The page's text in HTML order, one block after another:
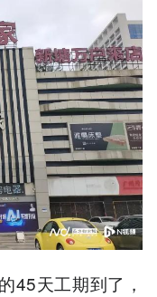
45天工期到了，